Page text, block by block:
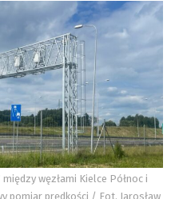
węzłami Kielce Północ i
pomiar prędkości / Fot. Jarosław